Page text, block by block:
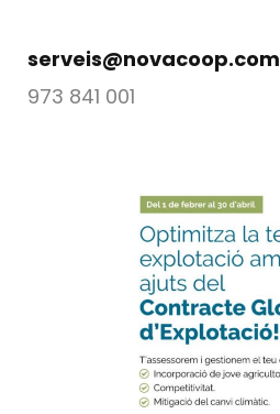
serveis@novacoop.com
973 841 001